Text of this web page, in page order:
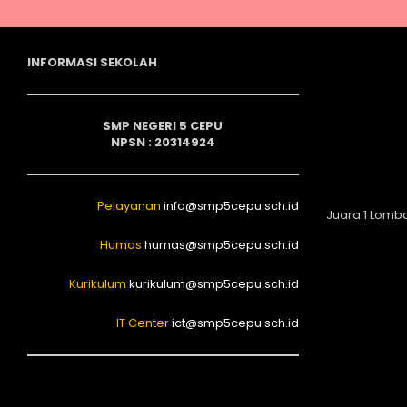
INFORMASI SEKOLAH
SMP NEGERI 5 CEPU
NPSN : 20314924
Pelayanan info@smp5cepu.sch.id
Humas humas@smp5cepu.sch.id
Kurikulum kurikulum@smp5cepu.sch.id
IT Centerict@smp5cepu.sch.id
Juara 1